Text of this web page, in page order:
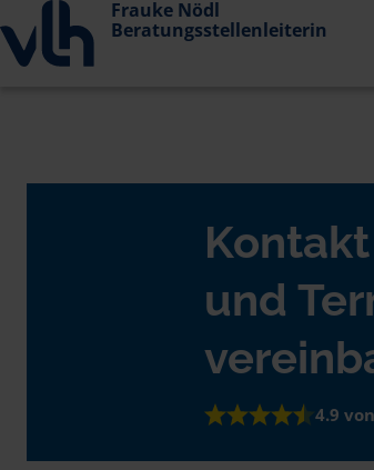
Frauke Nödl
Beratungsstellenleiterin
und
4.9